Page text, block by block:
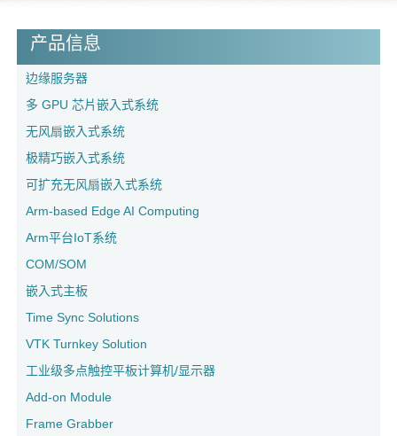
产品信息
边缘服务器
多 GPU 芯片嵌入式系统
无风扇嵌入式系统
极精巧嵌入式系统
可扩充无风扇嵌入式系统
Arm-based Edge AI Computing
Arm平台IoT系统
COM/SOM
嵌入式主板
Time Sync Solutions
VTK Turnkey Solution
工业级多点触控平板计算机/显示器
Add-on Module
Frame Grabber